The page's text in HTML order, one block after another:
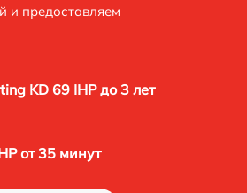
и предоставляем
KD 69 IHP до 3 лет
от 35 минут